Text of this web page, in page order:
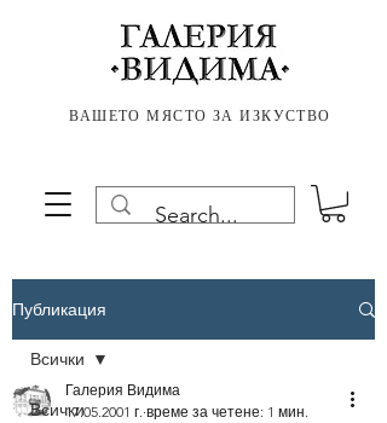
ВАШЕТО МЯСТО ЗА ИЗКУСТВО
Публикация
Всички
Всички
Галерия Видима
17.05.2001 г. време за четене: 1 мин.